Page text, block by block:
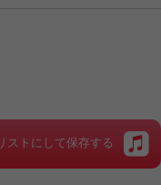
ストにして保存する